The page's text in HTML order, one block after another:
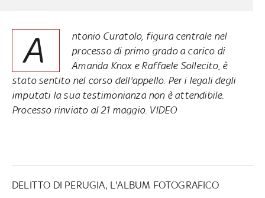
A
ntonio Curatolo, figura centrale nel
processo di primo grado a carico di
Amanda Knox e Raffaele Sollecito, è
stato sentito nel corso dell'appello. Per i legali degli
imputati la sua testimonianza non è attendibile.
Processo rinviato al 21 maggio. VIDEO
DELITTO DI PERUGIA, L'ALBUM FOTOGRAFICO